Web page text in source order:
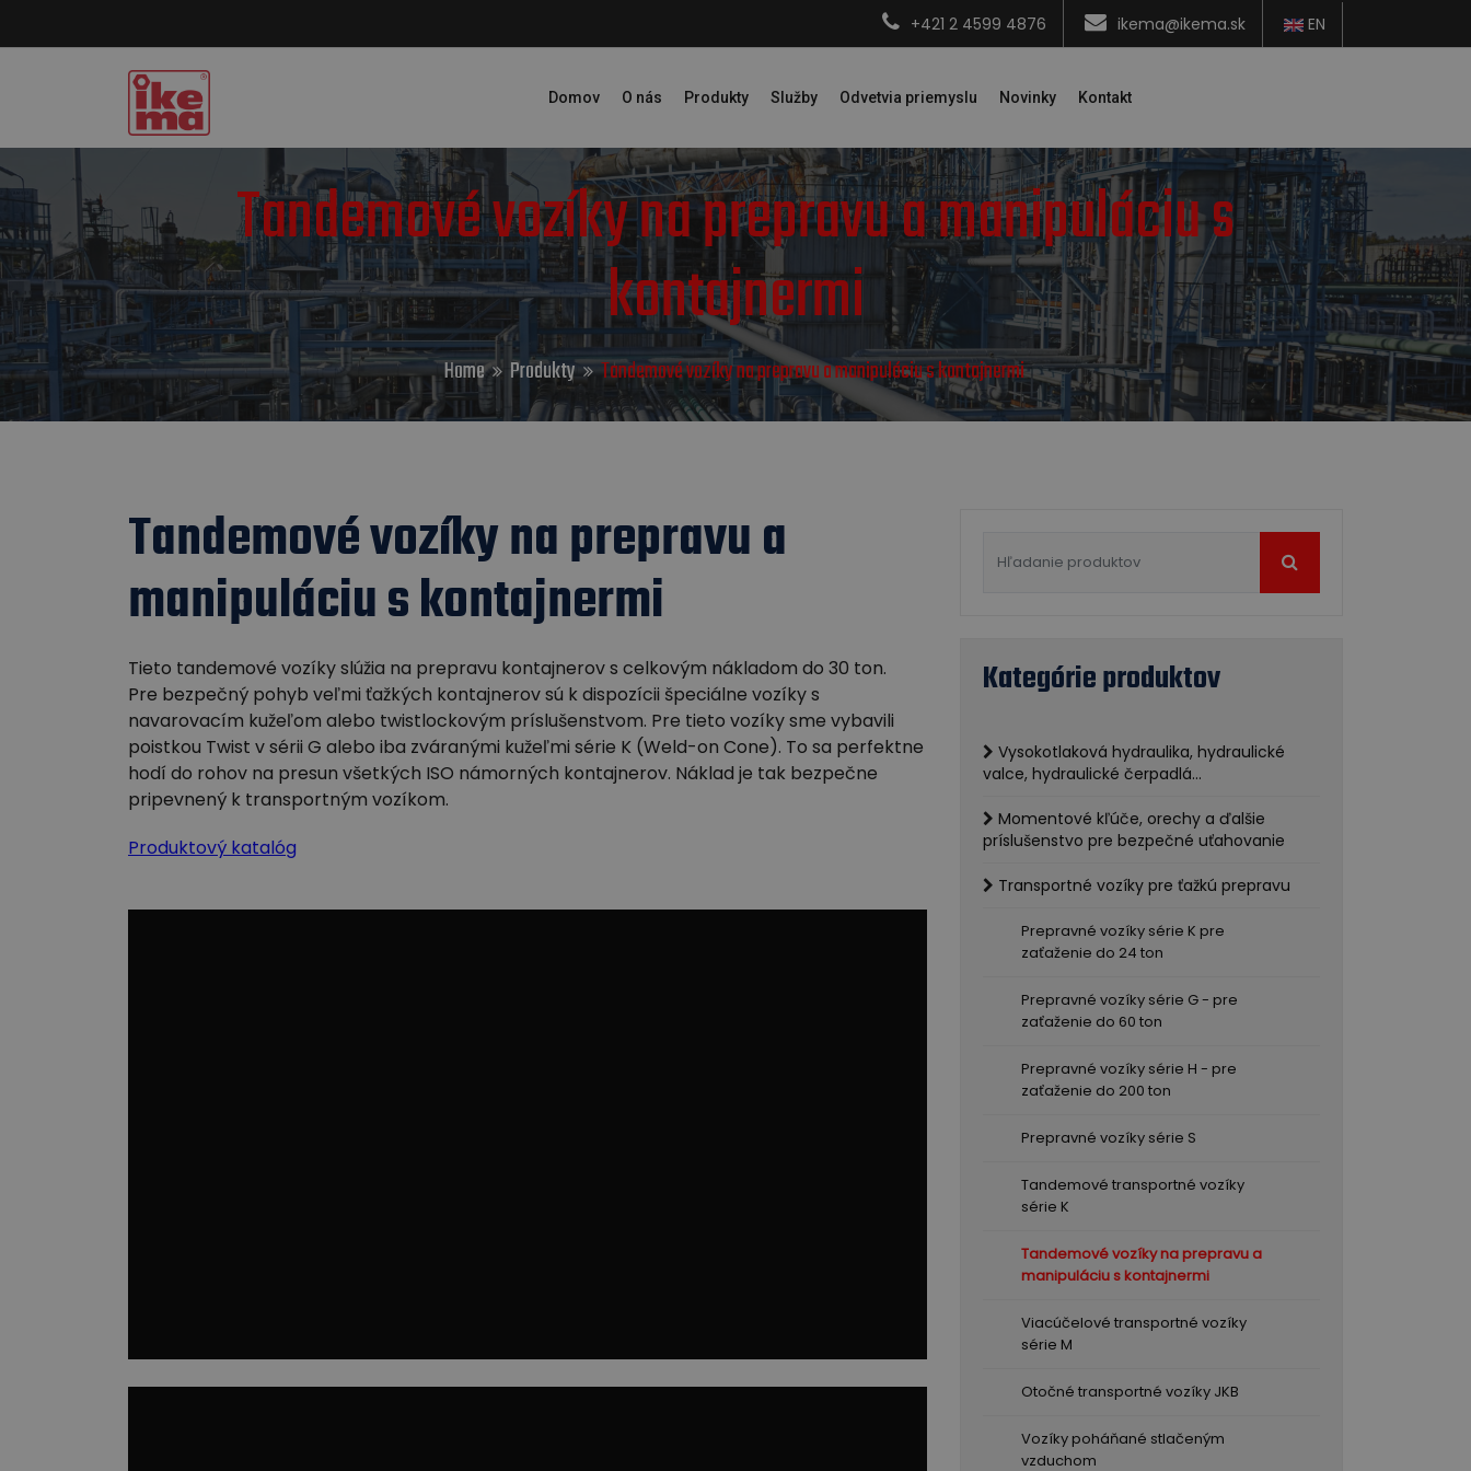
+421 2 4599 4876 ikema@ikema.sk EN
Domov O nás Produkty Služby Odvetvia priemyslu Novinky Kontakt
Tandemové vozíky na prepravu a manipuláciu s
kontajnermi
Home Produkty Tandemové vozíky na prepravu a manipuláciu s kontajnermi
Tandemové vozíky na prepravu a
manipuláciu s kontajnermi
Tieto tandemové vozíky slúžia na prepravu kontajnerov s celkovým nákladom do 30 ton.
Pre bezpečný pohyb veľmi ťažkých kontajnerov sú k dispozícii špeciálne vozíky s
navarovacím kužeľom alebo twistlockovým príslušenstvom. Pre tieto vozíky sme vybavili
poistkou Twist v sérii G alebo iba zváranými kužeľmi série K (Weld-on Cone). To sa perfektne
hodí do rohov na presun všetkých ISO námorných kontajnerov. Náklad je tak bezpečne
pripevnený k transportným vozíkom.
Produktový katalóg
Kategórie produktov
Vysokotlaková hydraulika, hydraulické
valce, hydraulické čerpadlá...
Momentové kľúče, orechy a ďalšie
príslušenstvo pre bezpečné uťahovanie
Transportné vozíky pre ťažkú prepravu
Prepravné vozíky série K pre
zaťaženie do 24 ton
Prepravné vozíky série G - pre
zaťaženie do 60 ton
Prepravné vozíky série H - pre
zaťaženie do 200 ton
Prepravné vozíky série S
Tandemové transportné vozíky
série K
Tandemové vozíky na prepravu a
manipuláciu s kontajnermi
Viacúčelové transportné vozíky
série M
Otočné transportné vozíky JKB
Vozíky poháňané stlačeným
vzduchom